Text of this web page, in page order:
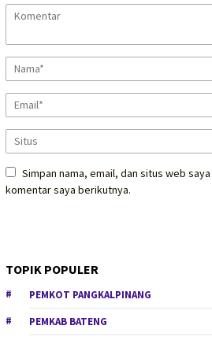
Simpan nama, email, dan situs web
komentar saya berikutnya.
TOPIK POPULER
PEMKOT PANGKALPINANG
PEMKAB BATENG